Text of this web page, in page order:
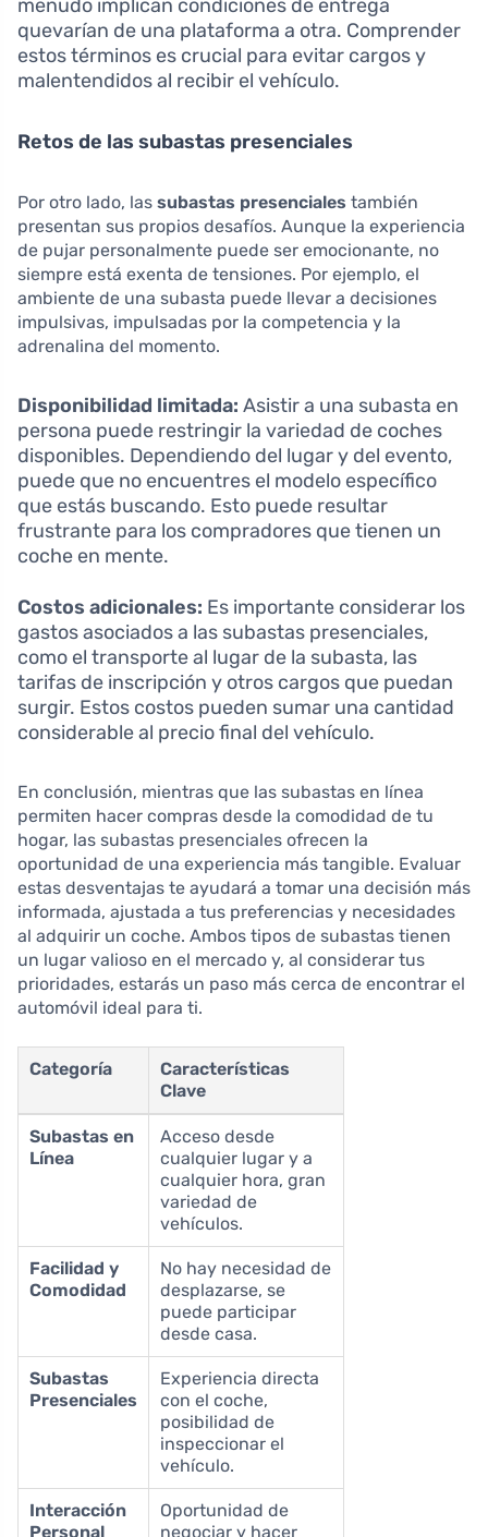
menudo implican condiciones de entrega
quevarían de una plataforma a otra. Comprender
estos términos es crucial para evitar cargos y
malentendidos al recibir el vehículo.
Retos de las subastas presenciales
Por otro lado, las subastas presenciales también
presentan sus propios desafíos. Aunque la experiencia
de pujar personalmente puede ser emocionante, no
siempre está exenta de tensiones. Por ejemplo, el
ambiente de una subasta puede llevar a decisiones
impulsivas, impulsadas por la competencia y la
adrenalina del momento.
Disponibilidad limitada: Asistir a una subasta en
persona puede restringir la variedad de coches
disponibles. Dependiendo del lugar y del evento,
puede que no encuentres el modelo específico
que estás buscando. Esto puede resultar
frustrante para los compradores que tienen un
coche en mente.
Costos adicionales: Es importante considerar los
gastos asociados a las subastas presenciales,
como el transporte al lugar de la subasta, las
tarifas de inscripción y otros cargos que puedan
surgir. Estos costos pueden sumar una cantidad
considerable al precio final del vehículo.
En conclusión, mientras que las subastas en línea
permiten hacer compras desde la comodidad de tu
hogar, las subastas presenciales ofrecen la
oportunidad de una experiencia más tangible. Evaluar
estas desventajas te ayudará a tomar una decisión más
informada, ajustada a tus preferencias y necesidades
al adquirir un coche. Ambos tipos de subastas tienen
un lugar valioso en el mercado y, al considerar tus
prioridades, estarás un paso más cerca de encontrar el
automóvil ideal para ti.
Categoría
Características
Clave
Subastas en
Línea
Acceso desde
cualquier lugar y a
cualquier hora, gran
variedad de
vehículos.
Facilidad y
Comodidad
No hay necesidad de
desplazarse, se
puede participar
desde casa.
Subastas
Presenciales
Experiencia directa
con el coche,
posibilidad de
inspeccionar el
vehículo.
Interacción
Personal
Oportunidad de
negociar y hacer